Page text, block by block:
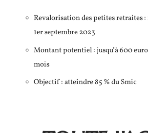
Revalorisation des petites retraites
1er septembre 2023
Montant potentiel : jusqu’à 600
mois
Objectif : atteindre 85 % du Smic